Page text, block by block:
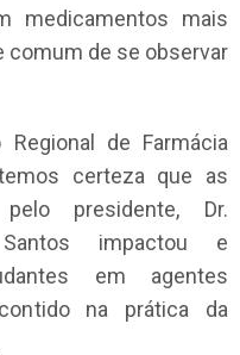
medicamentos mais
comum de se observar
Regional de Farmácia
certeza que as
presidente, Dr.
impactou e
em agentes
na prática da